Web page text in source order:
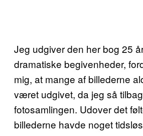
Jeg udgiver den her bog 25
dramatiske begivenheder,
mig, at mange af billederne
været udgivet, da jeg så
fotosamlingen. Udover det
billederne havde noget